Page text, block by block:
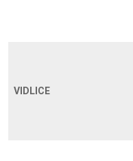
VIDLICE